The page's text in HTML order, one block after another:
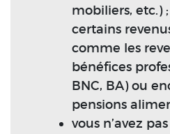
mobiliers, etc.)
certains
comme les
bénéfices
BNC, BA) ou
pensions
vous n’avez